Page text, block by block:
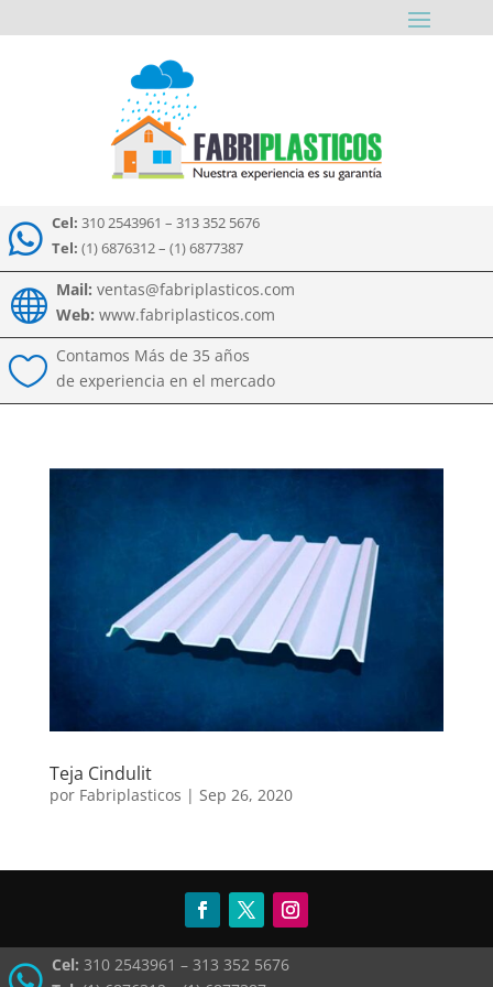
 Cel: 310 2543961 – 313 352 5676
Tel: (1) 6876312 – (1) 6877387
 Mail: ventas@fabriplasticos.com
Web: www.fabriplasticos.com
 Contamos Más de 35 años
de experiencia en el mercado
Teja Cindulit
por Fabriplasticos | Sep 26, 2020
Cel: 310 2543961 – 313 352 5676